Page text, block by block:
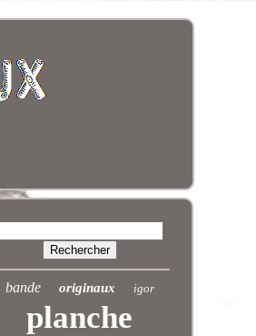
bande originaux igor
planche